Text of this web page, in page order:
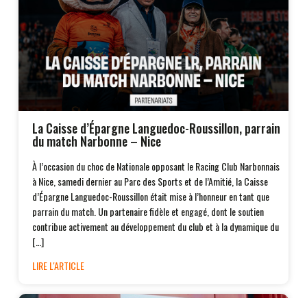
La Caisse d’Épargne Languedoc-Roussillon, parrain
du match Narbonne – Nice
À l’occasion du choc de Nationale opposant le Racing Club Narbonnais
à Nice, samedi dernier au Parc des Sports et de l’Amitié, la Caisse
d’Épargne Languedoc-Roussillon était mise à l’honneur en tant que
parrain du match. Un partenaire fidèle et engagé, dont le soutien
contribue activement au développement du club et à la dynamique du
[…]
LIRE L'ARTICLE